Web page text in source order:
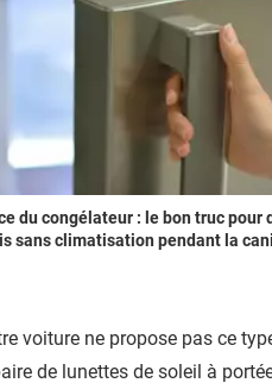
du congélateur : le bon truc pour
sans climatisation pendant la
voiture ne propose pas ce
de lunettes de soleil à